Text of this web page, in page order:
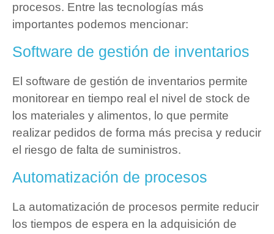
procesos. Entre las tecnologías más
importantes podemos mencionar:
Software de gestión de inventarios
El software de gestión de inventarios permite
monitorear en tiempo real el nivel de stock de
los materiales y alimentos, lo que permite
realizar pedidos de forma más precisa y reducir
el riesgo de falta de suministros.
Automatización de procesos
La automatización de procesos permite reducir
los tiempos de espera en la adquisición de